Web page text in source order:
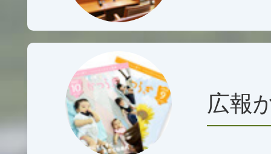
2026年08月04日
葛城市総合計画及び総合戦
催について
2026年08月03日
令和8年の人口・世帯数
広報